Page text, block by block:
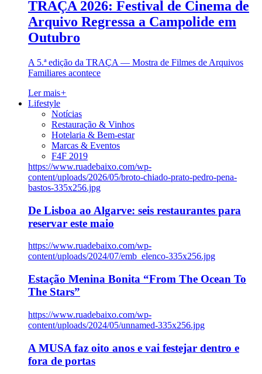
TRAÇA 2026: Festival de Cinema de
Arquivo Regressa a Campolide em
Outubro
A 5.ª edição da TRAÇA — Mostra de Filmes de Arquivos
Familiares acontece
Ler mais+
Lifestyle
Notícias
Restauração & Vinhos
Hotelaria & Bem-estar
Marcas & Eventos
F4F 2019
https://www.ruadebaixo.com/wp-
content/uploads/2026/05/broto-chiado-prato-pedro-pena-
bastos-335x256.jpg
De Lisboa ao Algarve: seis restaurantes para
reservar este maio
https://www.ruadebaixo.com/wp-
content/uploads/2024/07/emb_elenco-335x256.jpg
Estação Menina Bonita “From The Ocean To
The Stars”
https://www.ruadebaixo.com/wp-
content/uploads/2024/05/unnamed-335x256.jpg
A MUSA faz oito anos e vai festejar dentro e
fora de portas